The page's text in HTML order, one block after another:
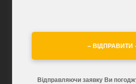
– ВІДПРАВИТИ
Відправляючи заявку Ви